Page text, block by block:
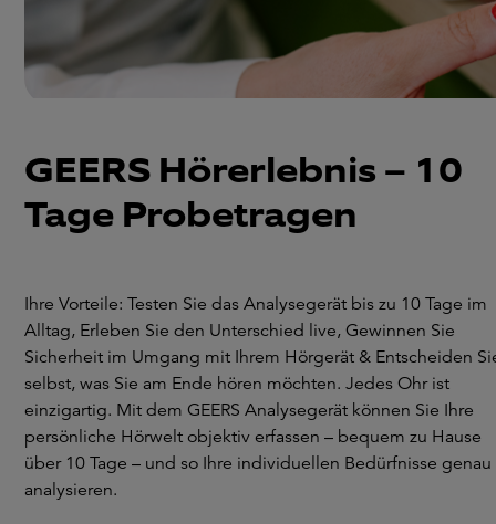
GEERS Hörerlebnis – 10
Tage Probetragen
Ihre Vorteile: Testen Sie das Analysegerät bis zu 10 Tage im
Alltag, Erleben Sie den Unterschied live, Gewinnen Sie
Sicherheit im Umgang mit Ihrem Hörgerät & Entscheiden
selbst, was Sie am Ende hören möchten. Jedes Ohr ist
einzigartig. Mit dem GEERS Analysegerät können Sie Ihre
persönliche Hörwelt objektiv erfassen – bequem zu Hause
über 10 Tage – und so Ihre individuellen Bedürfnisse genau
analysieren.